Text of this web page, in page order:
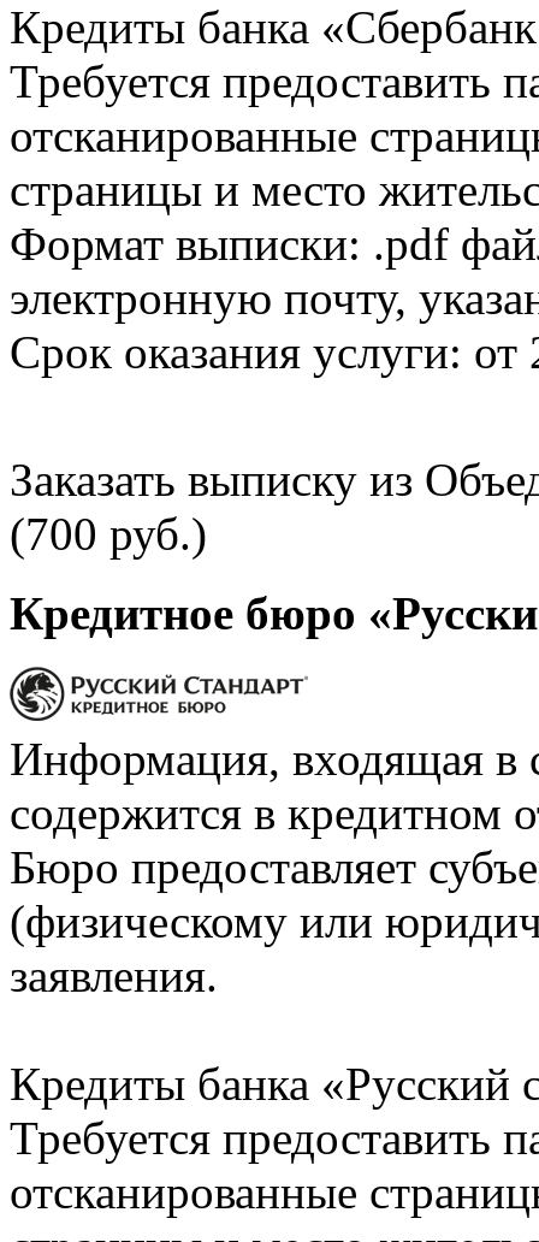
Кредиты банка
Требуется предоставить
отсканированные
страницы и место
Формат выписки: .pdf
электронную почту,
Срок оказания услуги: от
Заказать выписку из
(700 руб.)
Кредитное бюро
Информация, входящая в
содержится в кредитном
Бюро предоставляет
(физическому или
заявления.
Кредиты банка «Русский
Требуется предоставить
отсканированные